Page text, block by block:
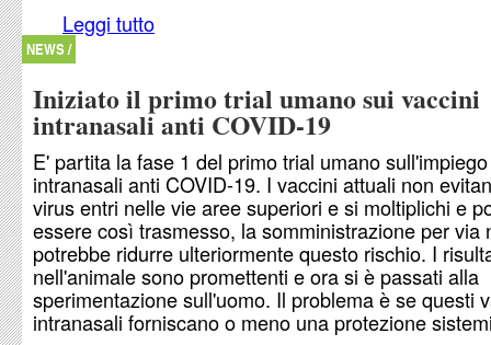
Leggi tutto
NEWS /
Iniziato il primo trial umano sui vaccini
intranasali anti COVID-19
E' partita la fase 1 del primo trial umano
intranasali anti COVID-19. I vaccini attuali non
virus entri nelle vie aree superiori e si moltiplichi e
essere così trasmesso, la somministrazione per via
potrebbe ridurre ulteriormente questo rischio. I
nell'animale sono promettenti e ora si è passati alla
sperimentazione sull'uomo. Il problema è se questi
intranasali forniscano o meno una protezione